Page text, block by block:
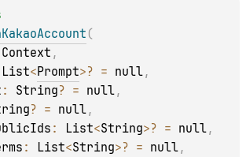
(
Context ,
List<Prompt>? = null,
: String? = null,
? = null,
: List<String>? = null
: List<String>? = null,